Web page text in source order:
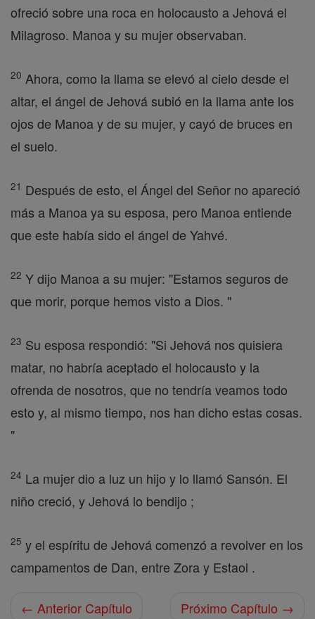
ofreció sobre una roca en holocausto a Jehová el
Milagroso. Manoa y su mujer observaban.
20 Ahora, como la llama se elevó al cielo desde el
altar, el ángel de Jehová subió en la llama ante los
ojos de Manoa y de su mujer, y cayó de bruces en
el suelo.
21 Después de esto, el Ángel del Señor no apareció
más a Manoa ya su esposa, pero Manoa entiende
que este había sido el ángel de Yahvé.
22 Y dijo Manoa a su mujer: "Estamos seguros de
que morir, porque hemos visto a Dios. "
23 Su esposa respondió: "Si Jehová nos quisiera
matar, no habría aceptado el holocausto y la
ofrenda de nosotros, que no tendría veamos todo
esto y, al mismo tiempo, nos han dicho estas cosas.
"
24 La mujer dio a luz un hijo y lo llamó Sansón. El
niño creció, y Jehová lo bendijo ;
25 y el espíritu de Jehová comenzó a revolver en los
campamentos de Dan, entre Zora y Estaol .
← Anterior Capítulo
Próximo Capítulo →